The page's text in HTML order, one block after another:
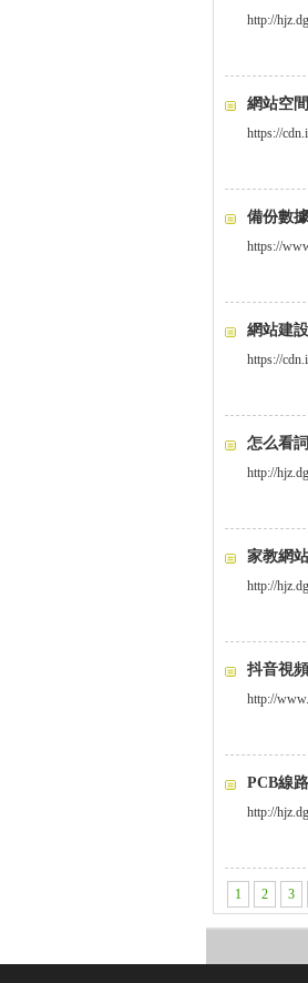
http://
網站空
https://
備份數
https://
網站建
https://
怎么看
http://
家教網
http://
抖音視
http://
PCB線
http://
1 2 3